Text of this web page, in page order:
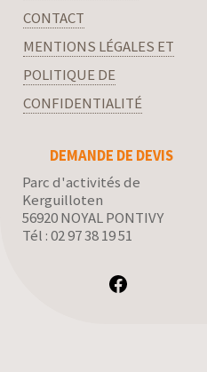
CONTACT
MENTIONS LÉGALES ET
POLITIQUE DE
CONFIDENTIALITÉ
DEMANDE DE DEVIS
Parc d'activités de
Kerguilloten
56920 NOYAL PONTIVY
Tél : 02 97 38 19 51